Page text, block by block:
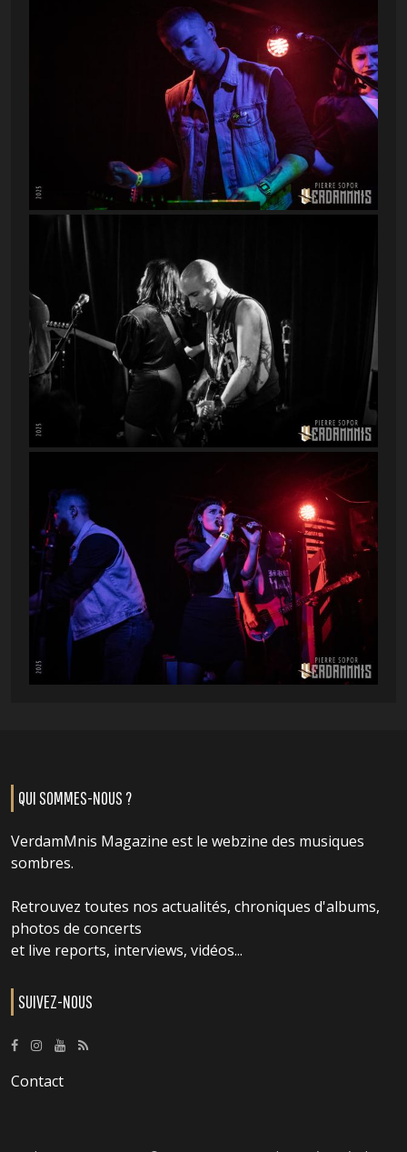
QUI SOMMES-NOUS ?
VerdamMnis Magazine est le webzine des musiques
sombres.
Retrouvez toutes nos actualités, chroniques d'albums,
photos de concerts
et live reports, interviews, vidéos...
SUIVEZ-NOUS
Contact